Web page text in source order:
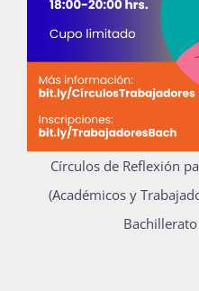
Círculos de Reflexión
(Académicos y